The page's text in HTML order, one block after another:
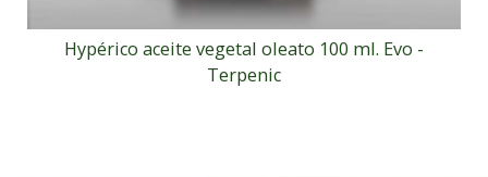
Hypérico aceite vegetal oleato 100 ml. Evo -
Terpenic